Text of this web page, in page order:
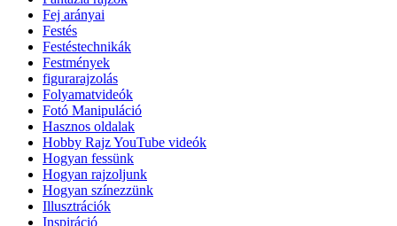
Fej arányai
Festés
Festéstechnikák
Festmények
figurarajzolás
Folyamatvideók
Fotó Manipuláció
Hasznos oldalak
Hobby Rajz YouTube videók
Hogyan fessünk
Hogyan rajzoljunk
Hogyan színezzünk
Illusztrációk
Inspiráció